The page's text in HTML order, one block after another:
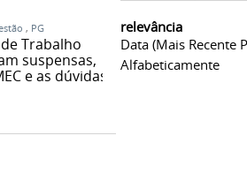
relevância
Data (mais Recente
Alfabeticamente
, PG
Trabalho
suspensas,
e as dúvidas